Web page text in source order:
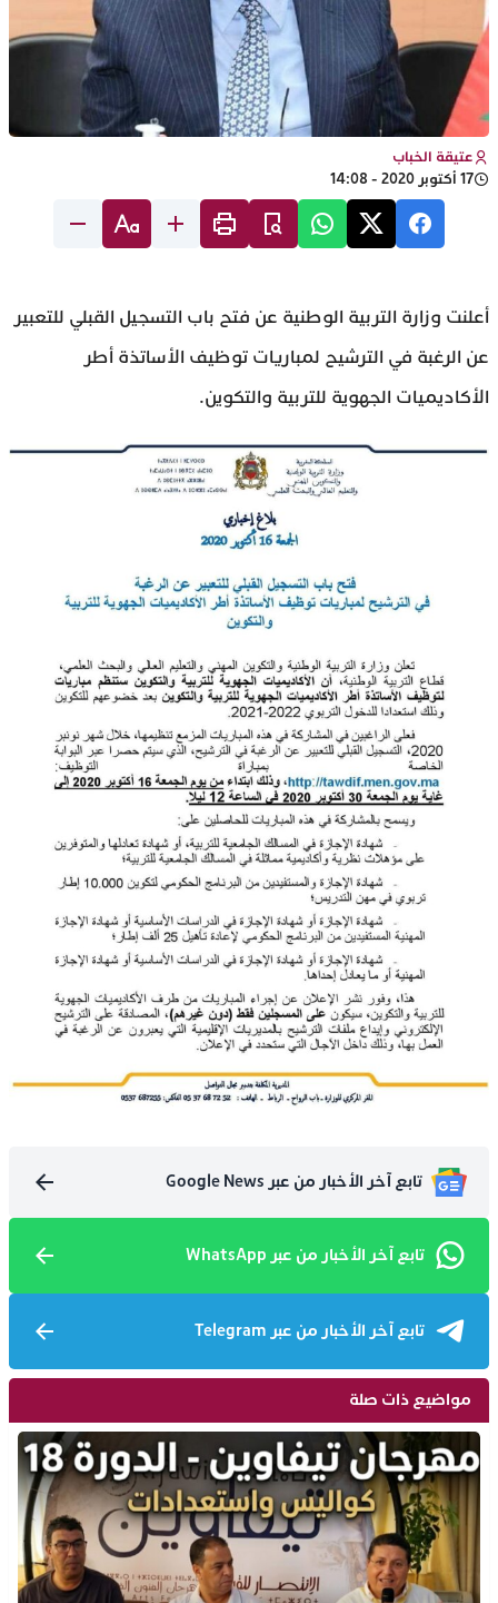
عتيقة الخباب
17 أكتوبر 2020 - 14:08
أعلنت وزارة التربية الوطنية عن فتح باب التسجيل القبلي للتعبير
عن الرغبة في الترشيح لمباريات توظيف الأساتذة أطر
الأكاديميات الجهوية للتربية والتكوين.
تابع آخر الأخبار من عبر Google News
تابع آخر الأخبار من عبر WhatsApp
تابع آخر الأخبار من عبر Telegram
مواضيع ذات صلة